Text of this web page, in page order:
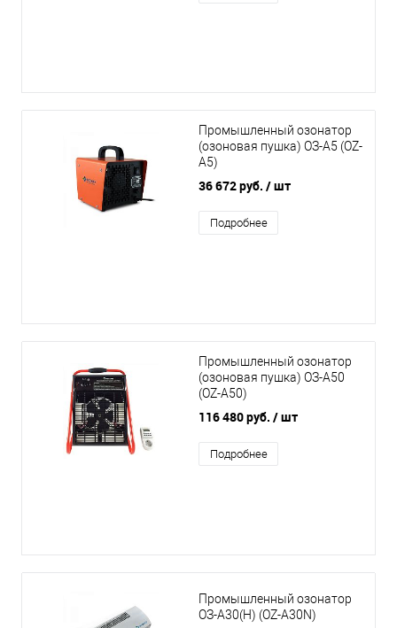
Промышленный озонатор
(озоновая пушка) ОЗ-А5 (OZ-
A5)
36 672 руб. / шт
Подробнее
Промышленный озонатор
(озоновая пушка) ОЗ-А50
(OZ-A50)
116 480 руб. / шт
Подробнее
Промышленный озонатор
ОЗ-А30(Н) (OZ-A30N)